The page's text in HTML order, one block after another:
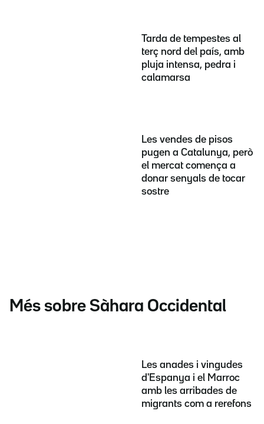
Tarda de tempestes al
terç nord del país, amb
pluja intensa, pedra i
calamarsa
Les vendes de pisos
pugen a Catalunya, però
el mercat comença a
donar senyals de tocar
sostre
Més sobre Sàhara Occidental
Les anades i vingudes
d'Espanya i el Marroc
amb les arribades de
migrants com a rerefons